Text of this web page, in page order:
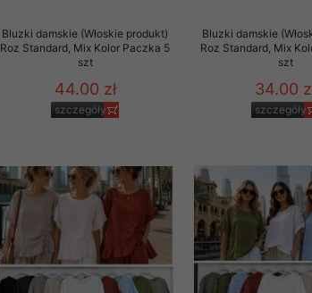
Bluzki damskie (Włoskie produkt)
Roz Standard, Mix Kolor Paczka 5
szt
44.00 zł
szczegóły
Bluzki damskie
Roz Standard, Mix
szt
34.00
szczegóły
szczególności newslettera wysyłanego
zawierającego akceptację na otrzymywanie
Wszelkie pytania, wnioski i sugestie odnoszące